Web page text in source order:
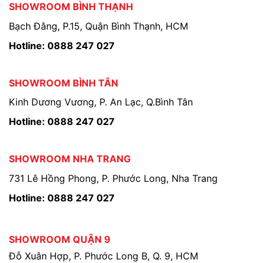
SHOWROOM BÌNH THẠNH
Bạch Đằng, P.15, Quận Bình Thạnh, HCM
Hotline: 0888 247 027
SHOWROOM BÌNH TÂN
Kinh Dương Vương, P. An Lạc, Q.Bình Tân
Hotline: 0888 247 027
SHOWROOM NHA TRANG
731 Lê Hồng Phong, P. Phước Long, Nha Trang
Hotline: 0888 247 027
SHOWROOM QUẬN 9
Đỗ Xuân Hợp, P. Phước Long B, Q. 9, HCM